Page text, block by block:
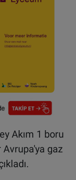
Akım 1 boru
Avrupa'ya gaz